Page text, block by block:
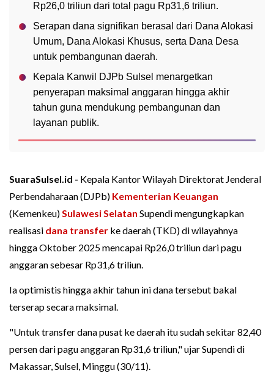
Rp26,0 triliun dari total pagu Rp31,6 triliun.
Serapan dana signifikan berasal dari Dana Alokasi
Umum, Dana Alokasi Khusus, serta Dana Desa
untuk pembangunan daerah.
Kepala Kanwil DJPb Sulsel menargetkan
penyerapan maksimal anggaran hingga akhir
tahun guna mendukung pembangunan dan
layanan publik.
SuaraSulsel.id - Kepala Kantor Wilayah Direktorat Jenderal
Perbendaharaan (DJPb) Kementerian Keuangan
(Kemenkeu)Sulawesi Selatan Supendi mengungkapkan
realisasi dana transfer ke daerah (TKD) di wilayahnya
hingga Oktober 2025 mencapai Rp26,0 triliun dari pagu
anggaran sebesar Rp31,6 triliun.
Ia optimistis hingga akhir tahun ini dana tersebut bakal
terserap secara maksimal.
"Untuk transfer dana pusat ke daerah itu sudah sekitar 82,40
persen dari pagu anggaran Rp31,6 triliun," ujar Supendi di
Makassar, Sulsel, Minggu (30/11).